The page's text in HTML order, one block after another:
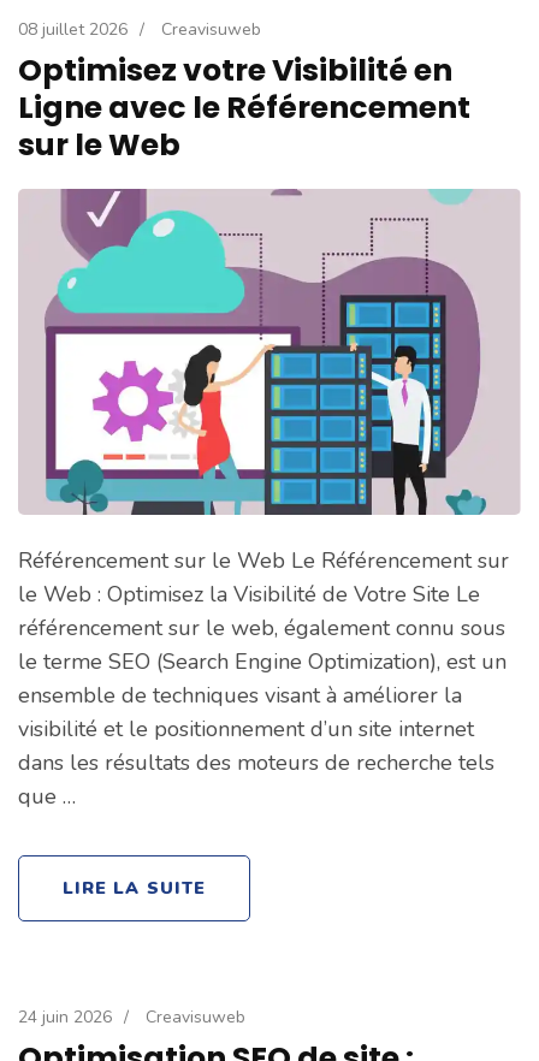
08 juillet 2026 / Creavisuweb
Optimisez votre Visibilité en
Ligne avec le Référencement
sur le Web
Référencement sur le Web Le Référencement sur
le Web : Optimisez la Visibilité de Votre Site Le
référencement sur le web, également connu sous
le terme SEO (Search Engine Optimization), est un
ensemble de techniques visant à améliorer la
visibilité et le positionnement d’un site internet
dans les résultats des moteurs de recherche tels
que …
LIRE LA SUITE
24 juin 2026 / Creavisuweb